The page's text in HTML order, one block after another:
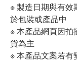
※ 製造日期與有效
於包裝或產品中
※ 本產品網頁因拍
貨為主
※ 本產品文案若有